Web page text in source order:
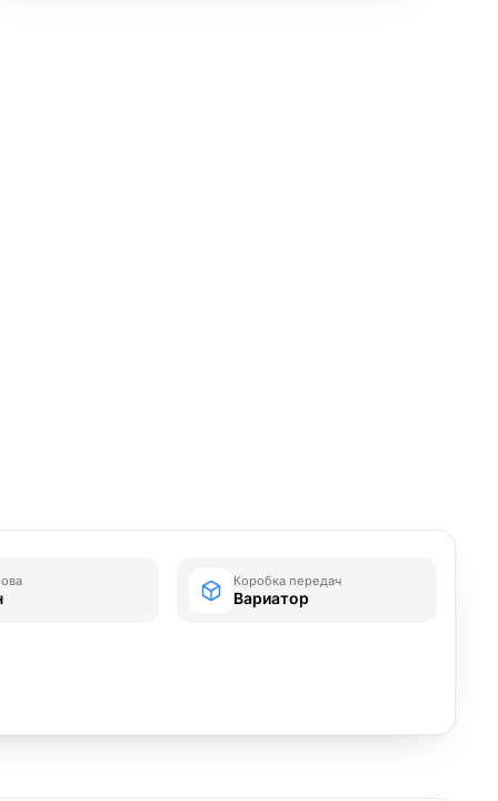
Коробка передач
Вариатор